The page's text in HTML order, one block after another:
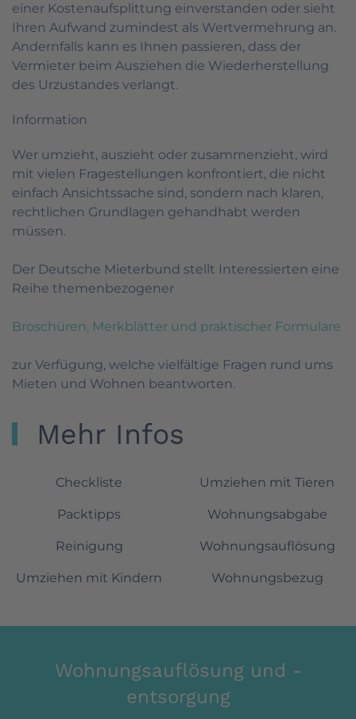
einer Kostenaufsplittung einverstanden oder sieht
Ihren Aufwand zumindest als Wertvermehrung an.
Andernfalls kann es Ihnen passieren, dass der
Vermieter beim Ausziehen die Wiederherstellung
des Urzustandes verlangt.
Information
Wer umzieht, auszieht oder zusammenzieht, wird
mit vielen Fragestellungen konfrontiert, die nicht
einfach Ansichtssache sind, sondern nach klaren,
rechtlichen Grundlagen gehandhabt werden
müssen.
Der Deutsche Mieterbund stellt Interessierten eine
Reihe themenbezogener
Broschüren, Merkblätter und praktischer Formulare
zur Verfügung, welche vielfältige Fragen rund ums
Mieten und Wohnen beantworten.
Mehr Infos
Checkliste
Packtipps
Reinigung
Umziehen mit Kindern
Umziehen mit Tieren
Wohnungsabgabe
Wohnungsauflösung
Wohnungsbezug
Wohnungsauflösung und -
entsorgung